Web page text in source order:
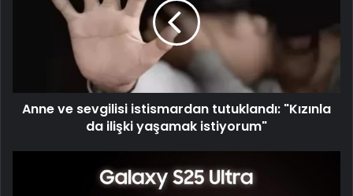
istismardan
yaşamak
istiyorum"
Anne ve sevgilisi istismardan tutuklandı: "Kızınla
da ilişki yaşamak istiyorum"